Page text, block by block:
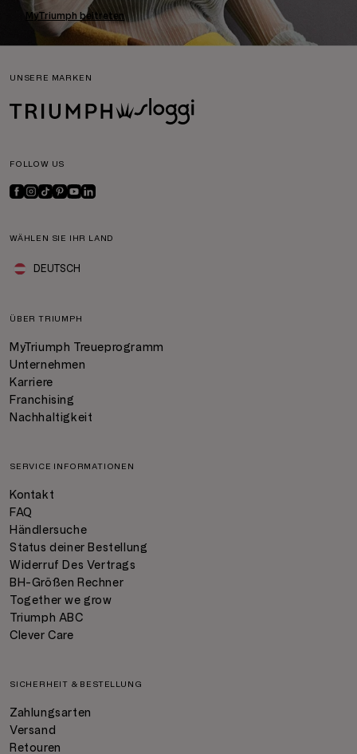
MyTriumph beitreten
UNSERE MARKEN
FOLLOW US
WÄHLEN SIE IHR LAND
DEUTSCH
ÜBER TRIUMPH
MyTriumph Treueprogramm
Unternehmen
Karriere
Franchising
Nachhaltigkeit
SERVICE INFORMATIONEN
Kontakt
FAQ
Händlersuche
Status deiner Bestellung
Widerruf Des Vertrags
BH-Größen Rechner
Together we grow
Triumph ABC
Clever Care
SICHERHEIT & BESTELLUNG
Zahlungsarten
Versand
Retouren